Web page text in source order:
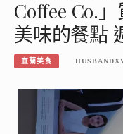
Coffee Co.
美味的餐點
宜蘭美食